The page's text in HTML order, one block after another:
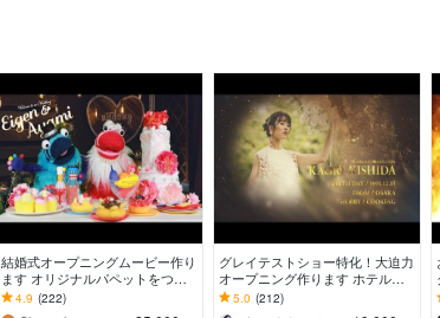
結婚式オープニングムービー作り
ます オリジナルパペットをつか
ったかわいいオープニングムービ
ーです
4.9 (222)
グレイテストショー特化！大迫力
オープニング作ります ホテルや
格式の高い式場で大人気のエレガ
ントムービー！
5.0 (212)